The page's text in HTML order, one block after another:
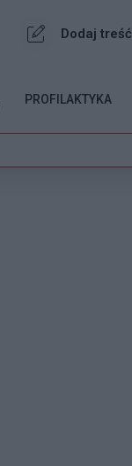
Dodaj treść
PROFILAKTYKA